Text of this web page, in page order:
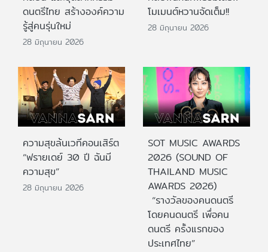
ดนตรีไทย สร้างองค์ความ
รู้สู่คนรุ่นใหม่
28 มิถุนายน 2026
โมเมนต์หวานจัดเต็ม!!
28 มิถุนายน 2026
ความสุขล้นเวทีคอนเสิร์ต
“ฟรายเดย์ 30 ปี ฉันมี
ความสุข”
28 มิถุนายน 2026
SOT MUSIC AWARDS
2026 (SOUND OF
THAILAND MUSIC
AWARDS 2026)
“รางวัลของคนดนตรี
โดยคนดนตรี เพื่อคน
ดนตรี ครั้งแรกของ
ประเทศไทย”